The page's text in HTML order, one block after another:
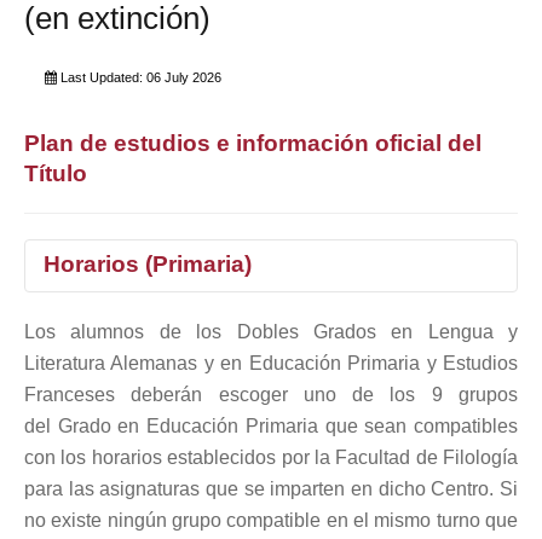
(en extinción)
Last Updated: 06 July 2026
Plan de estudios e información oficial del
Título
Horarios (Primaria)
1° 2° 3° 4°
Selecciona curso
Los alumnos de los Dobles Grados en Lengua y
Literatura Alemanas y en Educación Primaria y Estudios
Franceses deberán escoger uno de los 9 grupos
del Grado en Educación Primaria que sean compatibles
con los horarios establecidos por la Facultad de Filología
para las asignaturas que se imparten en dicho Centro. Si
no existe ningún grupo compatible en el mismo turno que